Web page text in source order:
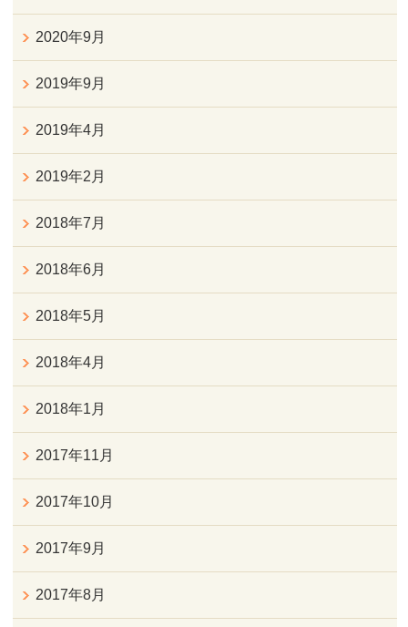
2020年9月
2019年9月
2019年4月
2019年2月
2018年7月
2018年6月
2018年5月
2018年4月
2018年1月
2017年11月
2017年10月
2017年9月
2017年8月